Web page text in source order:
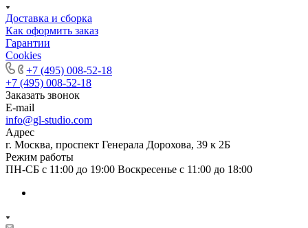
Доставка и сборка
Как оформить заказ
Гapaнтии
Cookies
+7 (495) 008-52-18
+7 (495) 008-52-18
Заказать звонок
E-mail
info@gl-studio.com
Адрес
г. Москва, проспект Генерала Дорохова, 39 к 2Б
Режим работы
ПН-СБ с 11:00 до 19:00 Воскресенье с 11:00 до 18:00